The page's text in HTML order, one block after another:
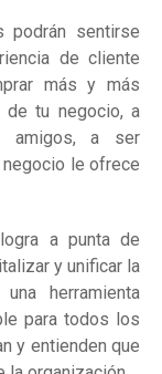
podrán sentirse
de cliente
más y más
de tu negocio, a
amigos, a ser
le ofrece
a punta de
y unificar la
herramienta
para todos los
y entienden que